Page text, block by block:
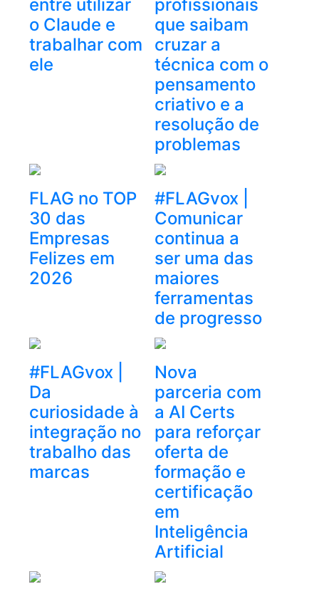
entre utilizar
o Claude e
trabalhar com
ele
profissionais
que saibam
cruzar a
técnica com o
pensamento
criativo e a
resolução de
problemas
FLAG no TOP
30 das
Empresas
Felizes em
2026
#FLAGvox |
Comunicar
continua a
ser uma das
maiores
ferramentas
de progresso
#FLAGvox |
Da
curiosidade à
integração no
trabalho das
marcas
Nova
parceria com
a AI Certs
para reforçar
oferta de
formação e
certificação
em
Inteligência
Artificial